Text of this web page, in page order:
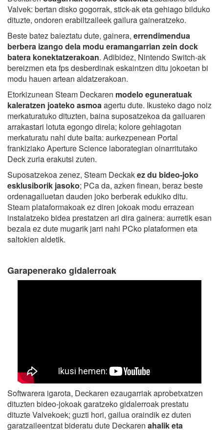
Valvek: bertan disko gogorrak, stick-ak eta gehiago bilduko
dituzte, ondoren erabiltzaileek gailura gaineratzeko.
Beste batez baieztatu dute, gainera, errendimendua
berbera izango dela modu eramangarrian zein dock
batera konektatzerakoan. Adibidez, Nintendo Switch-ak
bereizmen eta fps desberdinak eskaintzen ditu jokoetan bi
modu hauen artean aldatzerakoan.
Etorkizunean Steam Deckaren modelo eguneratuak
kaleratzen joateko asmoa agertu dute. Ikusteko dago noiz
merkaturatuko dituzten, baina suposatzekoa da gailuaren
arrakastari lotuta egongo direla; kolore gehiagotan
merkaturatu nahi dute baita: aurkezpenean Portal
frankiziako Aperture Science laborategian oinarritutako
Deck zuria erakutsi zuten.
Suposatzekoa zenez, Steam Deckakez du bideo-joko
esklusiborik jasoko; PCa da, azken finean, beraz beste
ordenagailuetan dauden joko berberak edukiko ditu.
Steam plataformakoak ez diren jokoak modu errazean
instalatzeko bidea prestatzen ari dira gainera: aurretik esan
bezala ez dute mugarik jarri nahi PCko plataformen eta
saltokien aldetik.
Garapenerako gidalerroak
Softwarera igarota, Deckaren ezaugarriak aprobetxatzen
dituzten bideo-jokoak garatzeko gidalerroak prestatu
dituzte Valvekoek; guzti hori, gailua oraindik ez duten
garatzaileentzat bideratu dute Deckaren ahalik eta